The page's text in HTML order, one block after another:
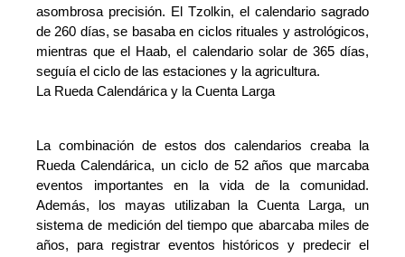
asombrosa precisión. El Tzolkin, el calendario sagrado
de 260 días, se basaba en ciclos rituales y astrológicos,
mientras que el Haab, el calendario solar de 365 días,
seguía el ciclo de las estaciones y la agricultura.
La Rueda Calendárica y la Cuenta Larga
La combinación de estos dos calendarios creaba la
Rueda Calendárica, un ciclo de 52 años que marcaba
eventos importantes en la vida de la comunidad.
Además, los mayas utilizaban la Cuenta Larga, un
sistema de medición del tiempo que abarcaba miles de
años, para registrar eventos históricos y predecir el